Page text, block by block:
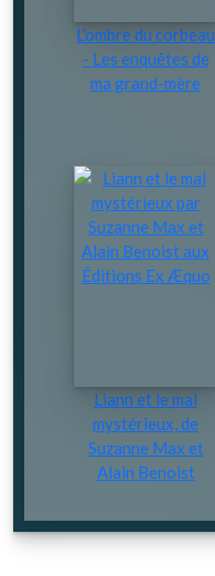
L'ombre du corbeau
- Les enquêtes de
ma grand-mère
Liann et le mal
mystérieux, de
Suzanne Max et
Alain Benoist